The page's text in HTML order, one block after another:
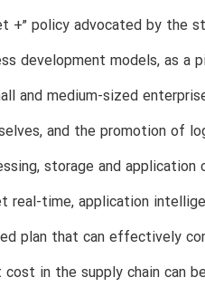
+” policy advocated by the
development models, as a
and medium-sized
and the promotion of
storage and
time, application
plan that can effectively
in the supply chain can